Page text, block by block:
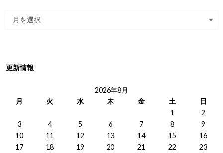
更新情報
2026年8月
月
火 水 木 金 土
日
1
2
3
4 5 6 7 8
9
10
11 12 13 14 15
16
17
18 19 20 21 22 23